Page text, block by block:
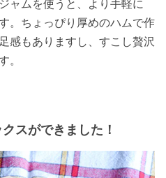
ャムを使うと、より手軽に
。ちょっぴり厚めのハムで作
感もありますし、すこし贅沢
。
スができました！